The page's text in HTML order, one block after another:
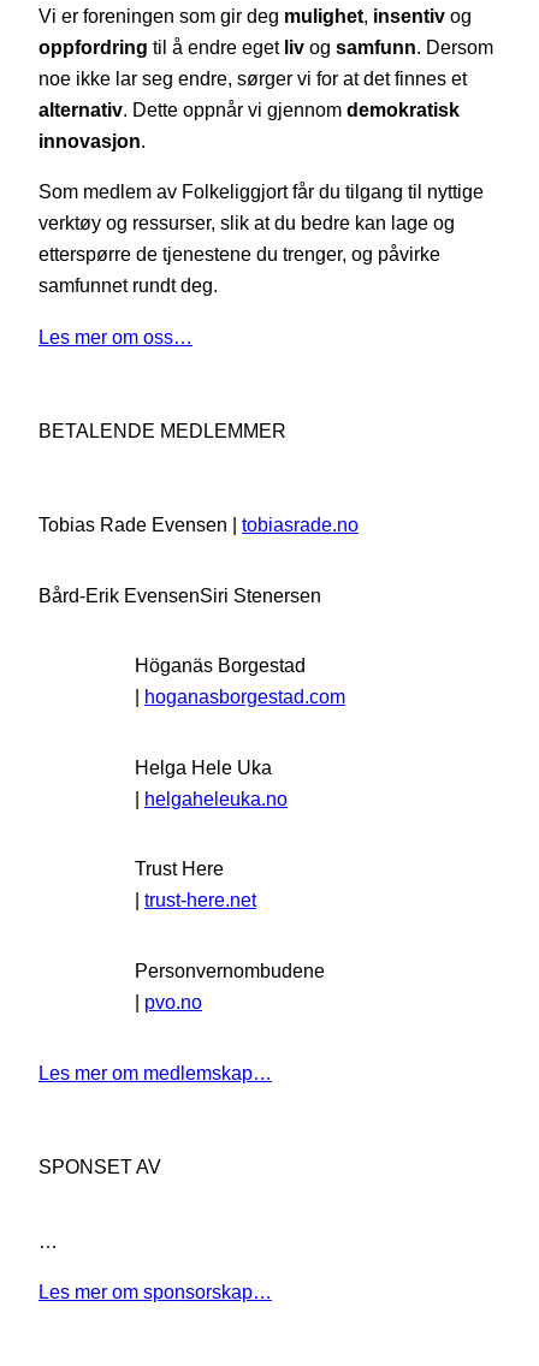
Vi er foreningen som gir deg mulighet, insentiv og
oppfordring til å endre eget liv og samfunn. Dersom
noe ikke lar seg endre, sørger vi for at det finnes et
alternativ. Dette oppnår vi gjennom demokratisk
innovasjon.
Som medlem av Folkeliggjort får du tilgang til nyttige
verktøy og ressurser, slik at du bedre kan lage og
etterspørre de tjenestene du trenger, og påvirke
samfunnet rundt deg.
Les mer om oss…
BETALENDE MEDLEMMER
Tobias Rade Evensen | tobiasrade.no
Bård-Erik EvensenSiri Stenersen
Höganäs Borgestad
| hoganasborgestad.com
Helga Hele Uka
| helgaheleuka.no
Trust Here
trust-here.net
Personvernombudene
| pvo.no
Les mer om medlemskap…
SPONSET AV
…
Les mer om sponsorskap…